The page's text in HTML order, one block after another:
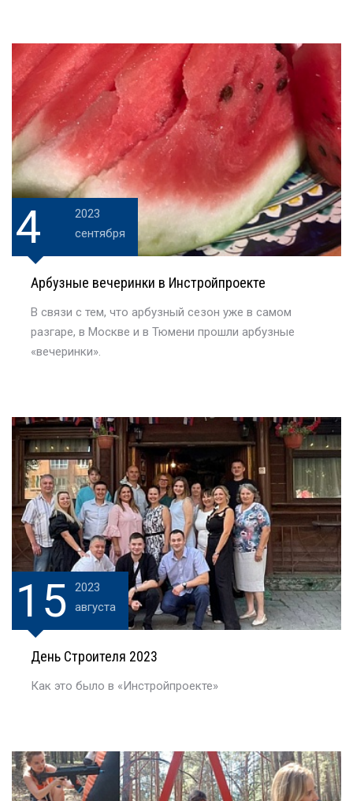
4
2023
сентября
Арбузные вечеринки в Инстройпроекте
В связи с тем, что арбузный сезон уже в самом
разгаре, в Москве и в Тюмени прошли арбузные
«вечеринки».
15
2023
августа
День Строителя 2023
Как это было в «Инстройпроекте»